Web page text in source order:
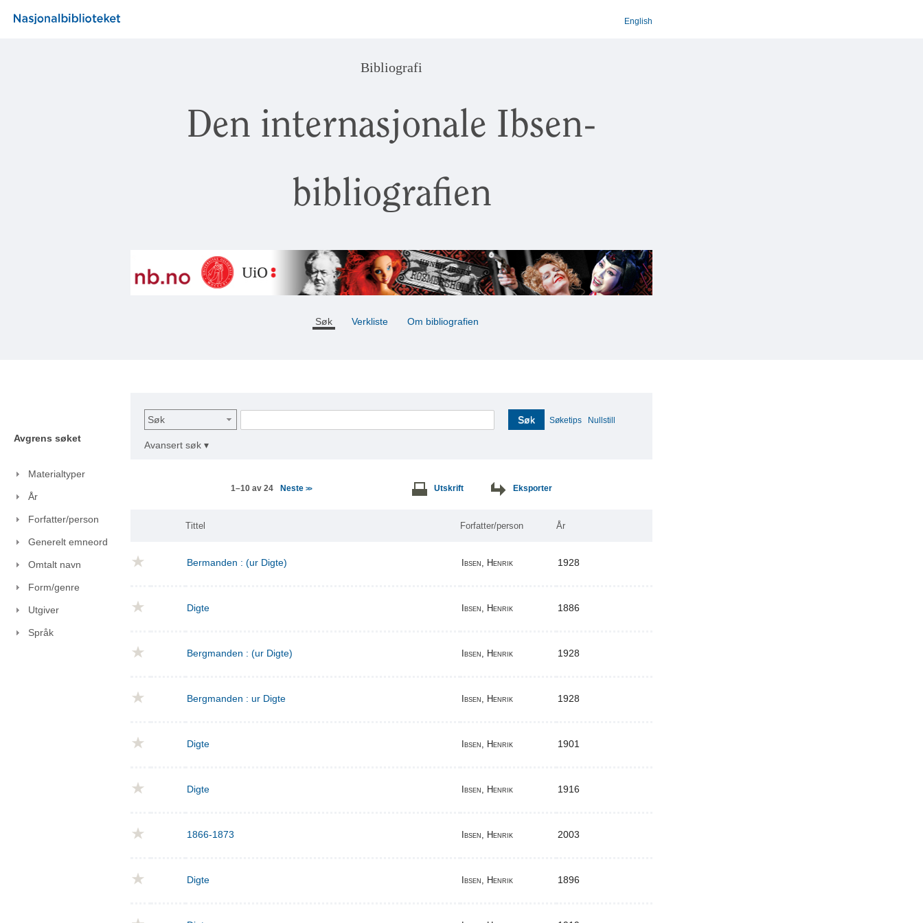
English
Bibliografi
Den internasjonale Ibsen-
bibliografien
Søk Verkliste Om bibliografien
Avgrens søket
Materialtyper
År
Forfatter/person
Generelt emneord
Omtalt navn
Form/genre
Utgiver
Språk
Søk Søk Søketips Nullstill
Avansert søk ▾
1–10 av 24 Neste>> Utskrift Eksporter
Tittel Forfatter/person År
Bermanden : (ur Digte) Ibsen, Henrik 1928
Digte Ibsen, Henrik 1886
Bergmanden : (ur Digte) Ibsen, Henrik 1928
Bergmanden : ur Digte Ibsen, Henrik 1928
Digte Ibsen, Henrik 1901
Digte Ibsen, Henrik 1916
1866-1873 Ibsen, Henrik 2003
Digte Ibsen, Henrik 1896